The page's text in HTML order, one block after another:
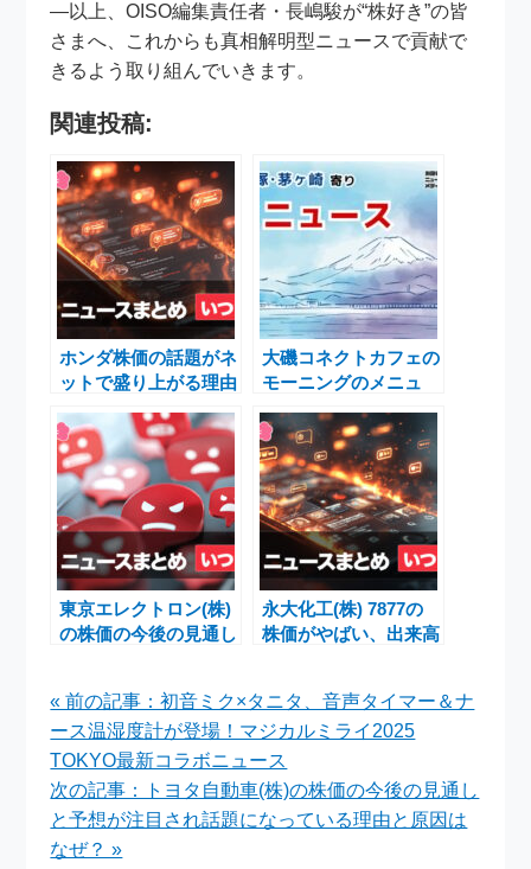
—以上、OISO編集責任者・長嶋駿が“株好き”の皆
さまへ、これからも真相解明型ニュースで貢献で
きるよう取り組んでいきます。
関連投稿:
ホンダ株価の話題がネ
ットで盛り上がる理由
徹底追跡
大磯コネクトカフェの
モーニングのメニュ
は？
東京エレクトロン(株)
の株価の今後の見通し
因はなぜ？
永大化工(株) 7877の
株価がやばい、出来高
« 前の記事：初音ミク×タニタ、音声タイマー＆ナ
ース温湿度計が登場！マジカルミライ2025
TOKYO最新コラボニュース
次の記事：トヨタ自動車(株)の株価の今後の見通し
と予想が注目され話題になっている理由と原因は
なぜ？ »